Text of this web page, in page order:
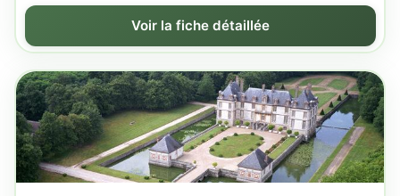
Voir la fiche détaillée